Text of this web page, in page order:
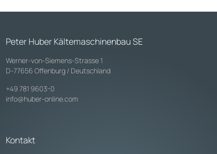
Peter Huber Kältemaschinenbau SE
Werner-von-Siemens-Strasse 1
D-77656 Offenburg / Deutschland
+49 781 9603-0
info@huber-online.com
Kontakt